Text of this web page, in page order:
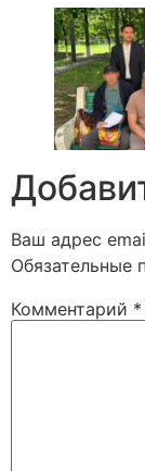
Ваш адрес
Обязательные
Комментарий *